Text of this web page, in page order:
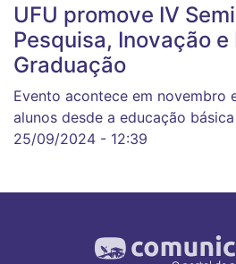
UFU promove IV
Pesquisa, Inovação e
Graduação
Evento acontece em novembro
alunos desde a educação
25/09/2024 - 12:39